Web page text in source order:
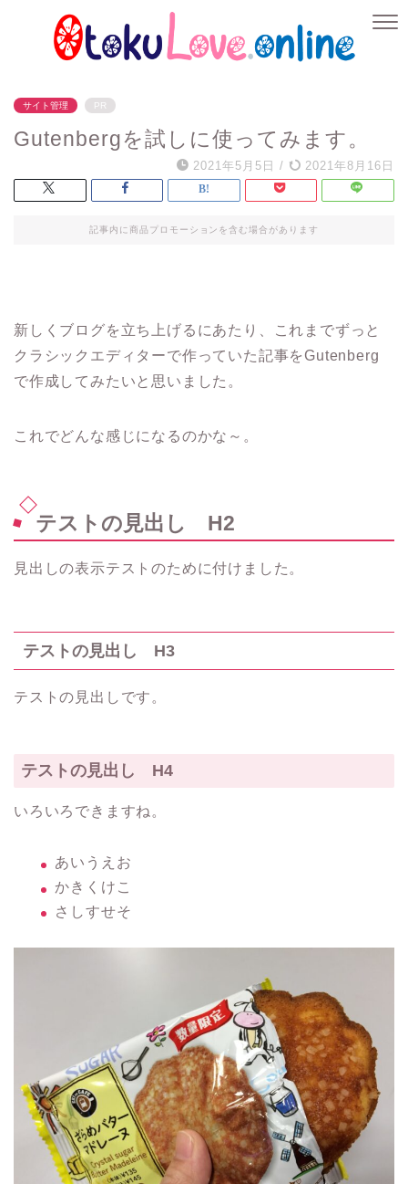
サイト管理 PR
Gutenbergを試しに使ってみます。
2021年5月5日 / 2021年8月16日
記事内に商品プロモーションを含む場合があります
新しくブログを立ち上げるにあたり、これまでずっと
クラシックエディターで作っていた記事をGutenberg
で作成してみたいと思いました。
これでどんな感じになるのかな～。
テストの見出し H2
見出しの表示テストのために付けました。
テストの見出し H3
テストの見出しです。
テストの見出し H4
いろいろできますね。
あいうえお
かきくけこ
さしすせそ